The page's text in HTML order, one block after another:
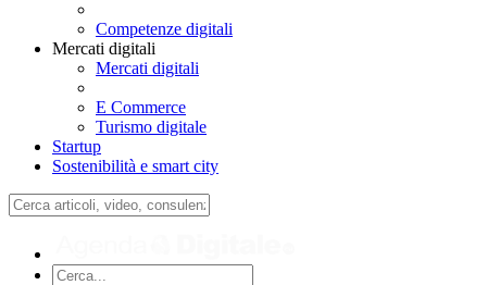
Competenze digitali
Mercati digitali
Mercati digitali
E Commerce
Turismo digitale
Startup
Sostenibilità e smart city